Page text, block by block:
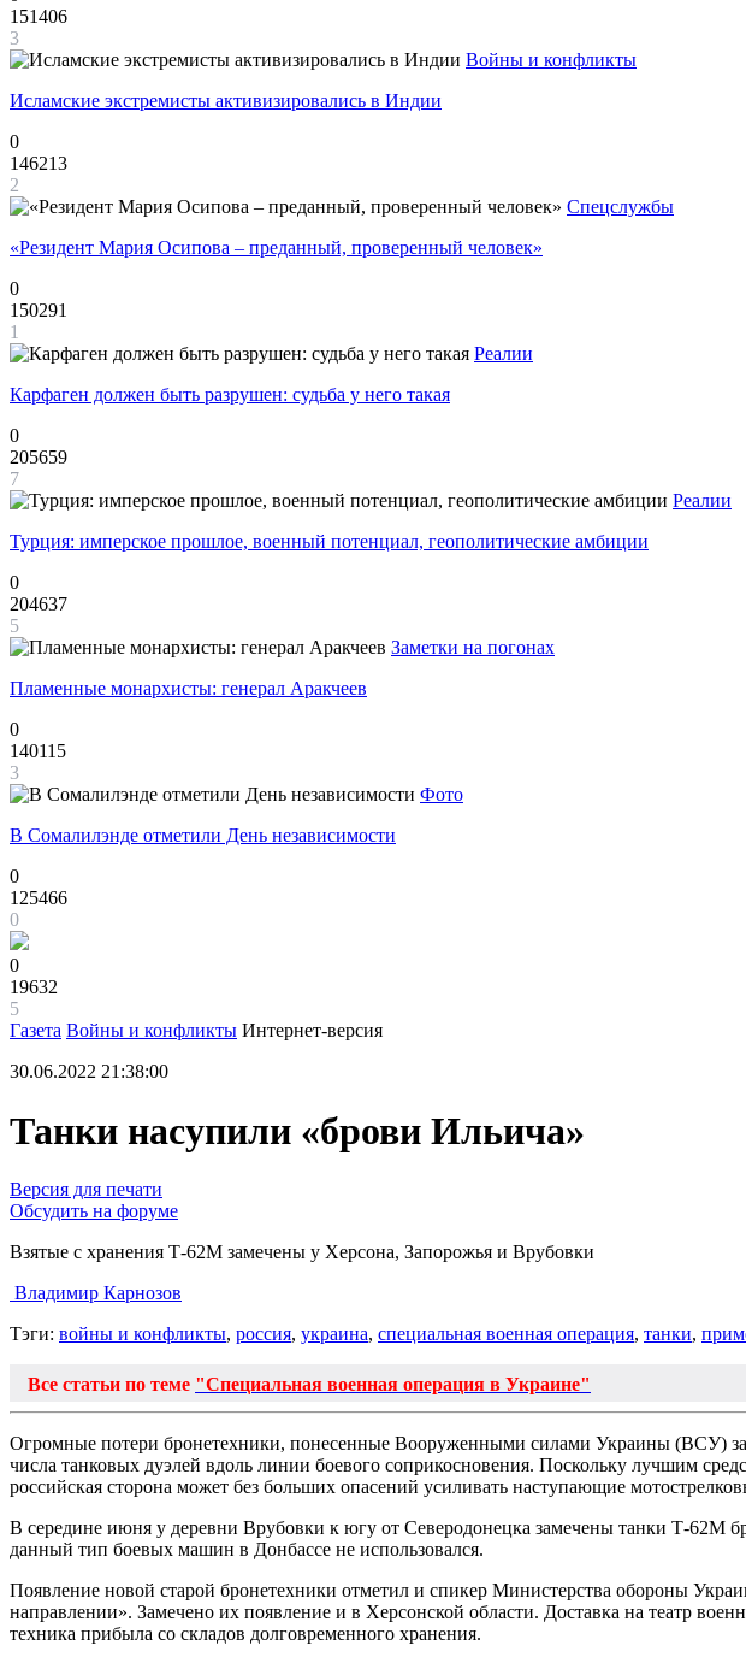
151406
3
Войны и конфликты
Исламские экстремисты активизировались в Индии
0
146213
2
Спецслужбы
«Резидент Мария Осипова – преданный, проверенный человек»
0
150291
1
Реалии
Карфаген должен быть разрушен: судьба у него такая
0
205659
7
Реалии
Турция: имперское прошлое, военный потенциал, геополитические амбиции
0
204637
5
Заметки на погонах
Пламенные монархисты: генерал Аракчеев
0
140115
3
Фото
В Сомалилэнде отметили День независимости
0
125466
0
0
19632
5
Газета Войны и конфликты Интернет-версия
30.06.2022 21:38:00
Танки насупили «брови Ильича»
Версия для печати
Обсудить на форуме
Взятые с хранения Т-62М замечены у Херсона, Запорожья и Врубовки
Владимир Карнозов
Тэги: войны и конфликты, россия, украина, специальная военная операция, танки,
Все статьи по теме "Специальная военная операция в Украине"
Огромные потери бронетехники, понесенные Вооруженными силами Украины (ВСУ)
числа танковых дуэлей вдоль линии боевого соприкосновения. Поскольку лучшим
российская сторона может без больших опасений усиливать наступающие
В середине июня у деревни Врубовки к югу от Северодонецка замечены танки Т-62М
данный тип боевых машин в Донбассе не использовался.
Появление новой старой бронетехники отметил и спикер Министерства обороны
направлении». Замечено их появление и в Херсонской области. Доставка на театр
техника прибыла со складов долговременного хранения.